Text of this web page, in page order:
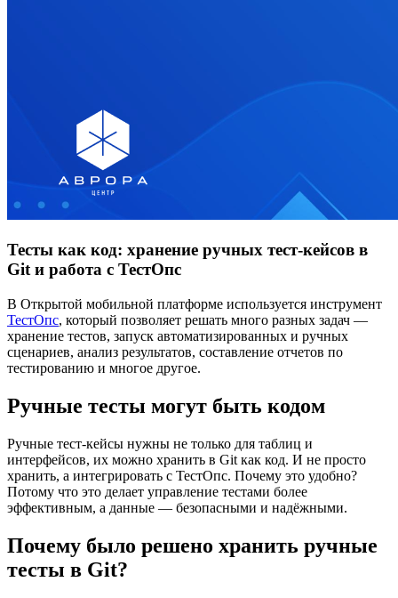
Тесты как код: хранение ручных тест-кейсов в
Git и работа с ТестОпс
В Открытой мобильной платформе используется инструмент
ТестОпс, который позволяет решать много разных задач —
хранение тестов, запуск автоматизированных и ручных
сценариев, анализ результатов, составление отчетов по
тестированию и многое другое.
Ручные тесты могут быть кодом
Ручные тест-кейсы нужны не только для таблиц и
интерфейсов, их можно хранить в Git как код. И не просто
хранить, а интегрировать с ТестОпс. Почему это удобно?
Потому что это делает управление тестами более
эффективным, а данные — безопасными и надёжными.
Почему было решено хранить ручные
тесты в Git?